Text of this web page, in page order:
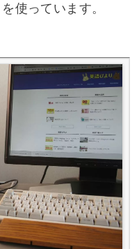
を使っています。